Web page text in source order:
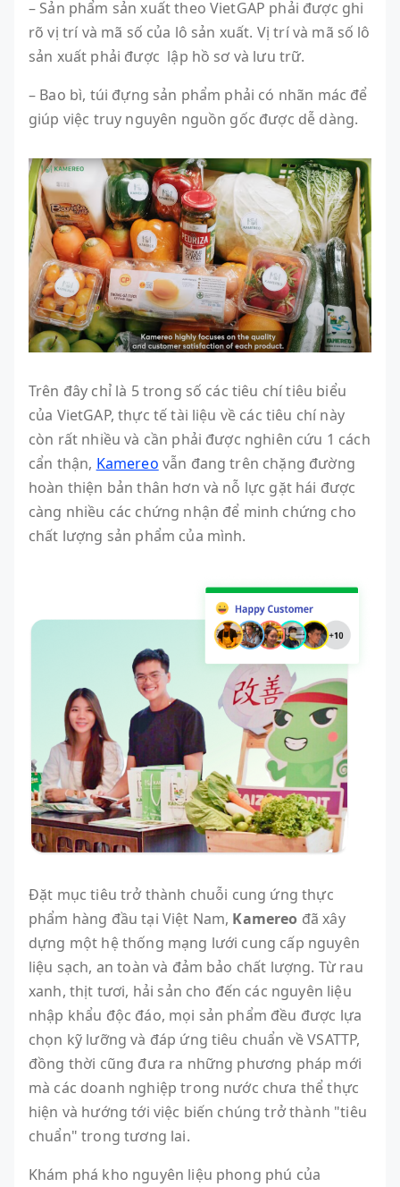
– Sản phẩm sản xuất theo VietGAP phải được ghi
rõ vị trí và mã số của lô sản xuất. Vị trí và mã số lô
sản xuất phải được lập hồ sơ và lưu trữ.
– Bao bì, túi đựng sản phẩm phải có nhãn mác để
giúp việc truy nguyên nguồn gốc được dễ dàng.
Trên đây chỉ là 5 trong số các tiêu chí tiêu biểu
của VietGAP, thực tế tài liệu về các tiêu chí này
còn rất nhiều và cần phải được nghiên cứu 1 cách
cẩn thận, Kamereo vẫn đang trên chặng đường
hoàn thiện bản thân hơn và nỗ lực gặt hái được
càng nhiều các chứng nhận để minh chứng cho
chất lượng sản phẩm của mình.
Đặt mục tiêu trở thành chuỗi cung ứng thực
phẩm hàng đầu tại Việt Nam, Kamereo đã xây
dựng một hệ thống mạng lưới cung cấp nguyên
liệu sạch, an toàn và đảm bảo chất lượng. Từ rau
xanh, thịt tươi, hải sản cho đến các nguyên liệu
nhập khẩu độc đáo, mọi sản phẩm đều được lựa
chọn kỹ lưỡng và đáp ứng tiêu chuẩn về VSATTP,
đồng thời cũng đưa ra những phương pháp mới
mà các doanh nghiệp trong nước chưa thể thực
hiện và hướng tới việc biến chúng trở thành "tiêu
chuẩn" trong tương lai.
Khám phá kho nguyên liệu phong phú của